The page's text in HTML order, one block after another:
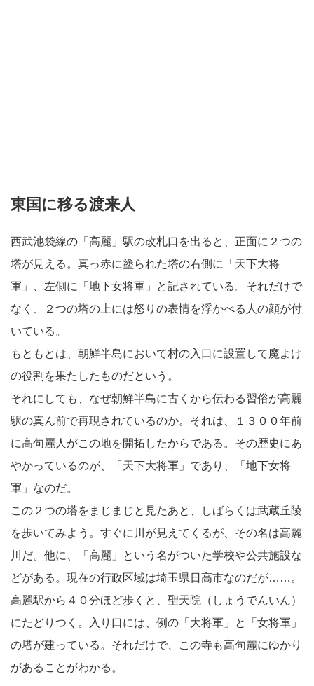
東国に移る渡来人
西武池袋線の「高麗」駅の改札口を出ると、正面に２つの
塔が見える。真っ赤に塗られた塔の右側に「天下大将
軍」、左側に「地下女将軍」と記されている。それだけで
なく、２つの塔の上には怒りの表情を浮かべる人の顔が付
いている。
もともとは、朝鮮半島において村の入口に設置して魔よけ
の役割を果たしたものだという。
それにしても、なぜ朝鮮半島に古くから伝わる習俗が高麗
駅の真ん前で再現されているのか。それは、１３００年前
に高句麗人がこの地を開拓したからである。その歴史にあ
やかっているのが、「天下大将軍」であり、「地下女将
軍」なのだ。
この２つの塔をまじまじと見たあと、しばらくは武蔵丘陵
を歩いてみよう。すぐに川が見えてくるが、その名は高麗
川だ。他に、「高麗」という名がついた学校や公共施設な
どがある。現在の行政区域は埼玉県日高市なのだが……。
高麗駅から４０分ほど歩くと、聖天院（しょうでんいん）
にたどりつく。入り口には、例の「大将軍」と「女将軍」
の塔が建っている。それだけで、この寺も高句麗にゆかり
があることがわかる。